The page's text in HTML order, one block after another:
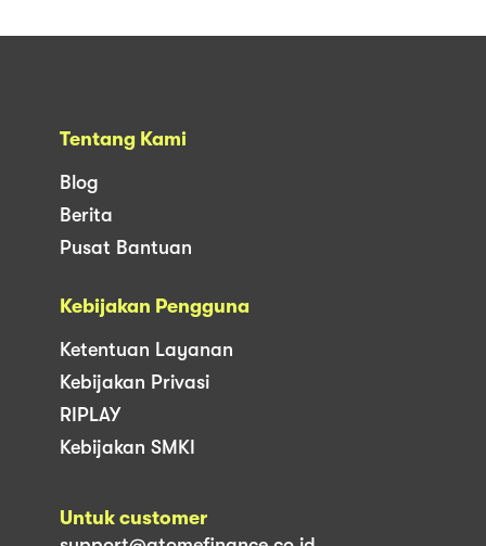
Tentang Kami
Blog
Berita
Pusat Bantuan
Kebijakan Pengguna
Ketentuan Layanan
Kebijakan Privasi
RIPLAY
Kebijakan SMKI
Untuk customer